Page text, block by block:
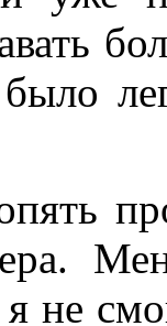
не